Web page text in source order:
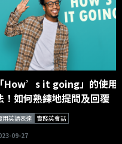
「How’s it going」的使用
！如何熟練地提問及回覆
用英語表達
實踐英會話
09-27